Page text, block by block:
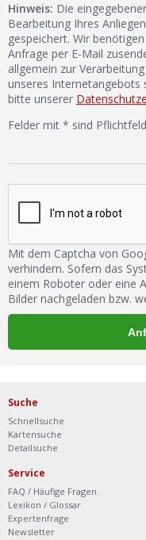
Hinweis: Die
Bearbeitung Ihres
gespeichert. Wir
Anfrage per E-Mail
allgemein zur
unseres Internetangebots
bitte unserer
Felder mit * sind
Mit dem Captcha von
verhindern. Sofern das
einem Roboter oder eine
Bilder nachgeladen bzw.
Suche
Schnellsuche
Kartensuche
Detailsuche
Service
FAQ / Häufige Fragen
Lexikon / Glossar
Expertenfrage
Newsletter